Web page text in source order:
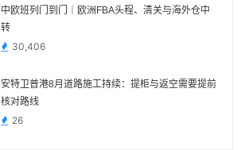
中欧班列门到门｜欧洲FBA头程、清关与海外仓中
转
30,406
安特卫普港8月道路施工持续：提柜与返空需要提前
核对路线
26